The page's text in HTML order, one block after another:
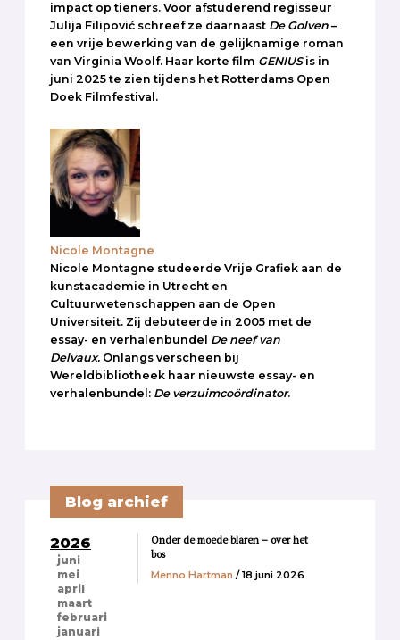
impact op tieners. Voor afstuderend regisseur
Julija Filipović schreef ze daarnaast De Golven –
een vrije bewerking van de gelijknamige roman
van Virginia Woolf. Haar korte film GENIUSis in
juni 2025 te zien tijdens het Rotterdams Open
Doek Filmfestival.
Nicole Montagne
Nicole Montagne studeerde Vrije Grafiek aan de
kunstacademie in Utrecht en
Cultuurwetenschappen aan de Open
Universiteit. Zij debuteerde in 2005 met de
essay- en verhalenbundel De neef van
Delvaux. Onlangs verscheen bij
Wereldbibliotheek haar nieuwste essay- en
verhalenbundel: De verzuimcoördinator.
Blog archief
2026
juni
mei
april
maart
februari
januari
Onder de moede blaren – over het
bos
Menno Hartman / 18 juni 2026